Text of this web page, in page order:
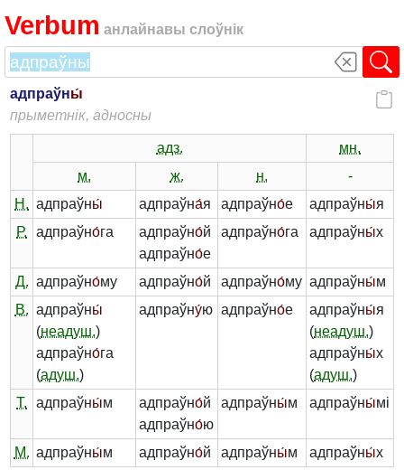
Verbum анлайнавы слоўнік
адпраўны́
прыметнік, адносны
адз.
мн.
м.
ж. н.
-
Н. адпраўны́ адпраўна́я адпраўно́е адпраўны́я
Р.
адпраўно́га адпраўно́й
адпраўно́е
адпраўно́га адпраўны́х
Д. адпраўно́му адпраўно́й адпраўно́му адпраўны́м
В. адпраўны́
(неадуш.)
адпраўно́га
(адуш.)
адпраўну́ю адпраўно́е адпраўны́я
(неадуш.)
адпраўны́х
(адуш.)
Т.
адпраўны́м адпраўно́й
адпраўно́ю
адпраўны́м адпраўны́мі
М. адпраўны́м адпраўно́й адпраўны́м адпраўны́х